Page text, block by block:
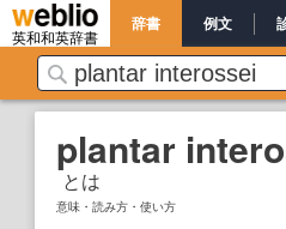
英和和英辞書
辞書 例文
plantar
とは
意味・読み方・使い方